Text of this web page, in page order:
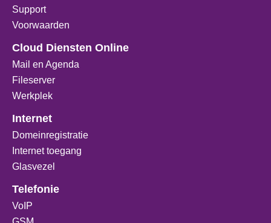
Support
Voorwaarden
Cloud Diensten Online
Mail en Agenda
Fileserver
Werkplek
Internet
Domeinregistratie
Internet toegang
Glasvezel
Telefonie
VoIP